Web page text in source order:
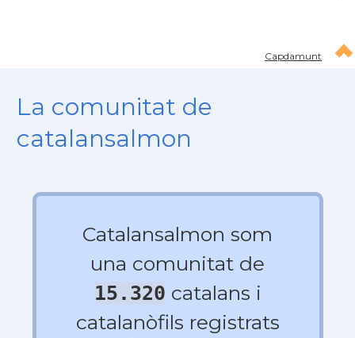
Capdamunt
La comunitat de
catalansalmon
Catalansalmon som
una comunitat de
15.320 catalans i
catalanòfils registrats